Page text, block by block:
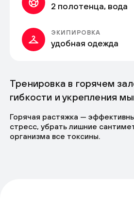
2 полотенца, вода
ЭКИПИРОВКА
удобная одежда
Тренировка в горячем
гибкости и укрепления
Горячая растяжка —
стресс, убрать лишние
организма все токсины.